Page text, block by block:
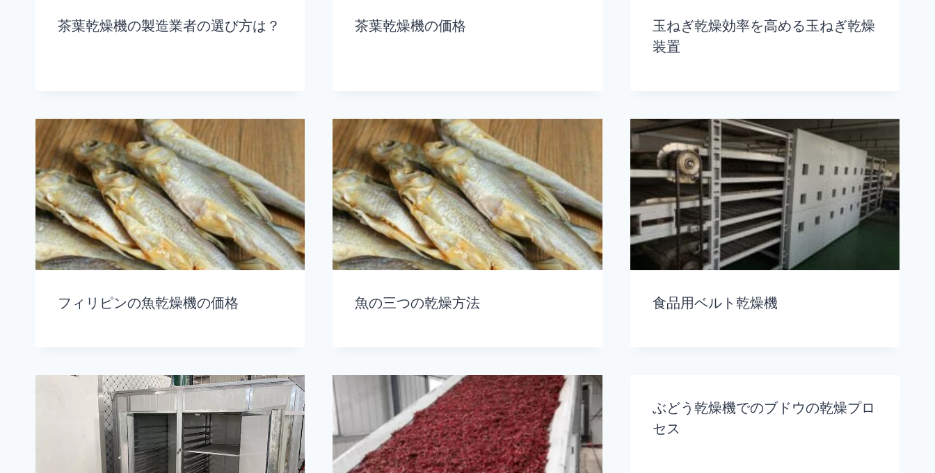
茶葉乾燥機の製造業者の選び方は？ 茶葉乾燥機の価格
玉ねぎ乾燥効率を高める玉ねぎ乾燥
装置
フィリピンの魚乾燥機の価格 魚の三つの乾燥方法 食品用ベルト乾燥機
ぶどう乾燥機でのブドウの乾燥プロ
セス